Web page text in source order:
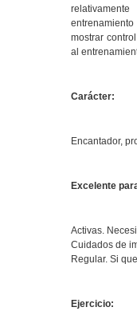
mostrar
al
Carácter:
Encantador,
Excelente
Activas.
Cuidados de
Regular. Si
Ejercicio: